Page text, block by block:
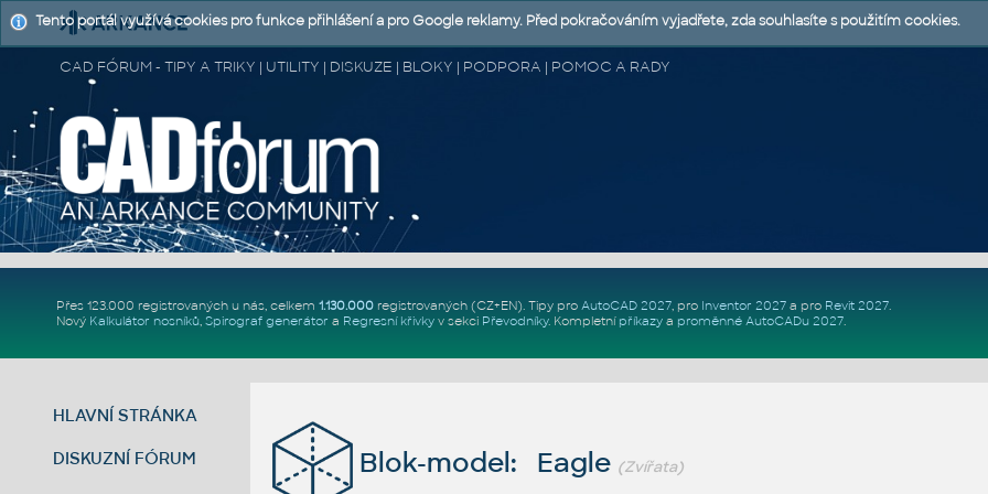
CAD FÓRUM - TIPY A TRIKY | UTILITY | DISKUZE | BLOKY | PODPORA | POMOC A RADY
Přes 123.000 registrovaných u nás, celkem 1.130.000registrovaných (CZ+EN). Tipy pro AutoCAD 2027, pro Inventor 2027a pro Revit 2027.
Nový Kalkulátor nosníků, Spirograf generátor a Regresní křivkyv sekci Převodníky. Kompletní příkazya proměnné AutoCADu 2027.
HLAVNÍ STRÁNKA
DISKUZNÍ FÓRUM Blok-model: Eagle (Zvířata)
Tento portál využívá cookies pro funkce přihlášení a pro Google reklamy. Před pokračováním vyjadřete, zda souhlasíte s použitím cookies.